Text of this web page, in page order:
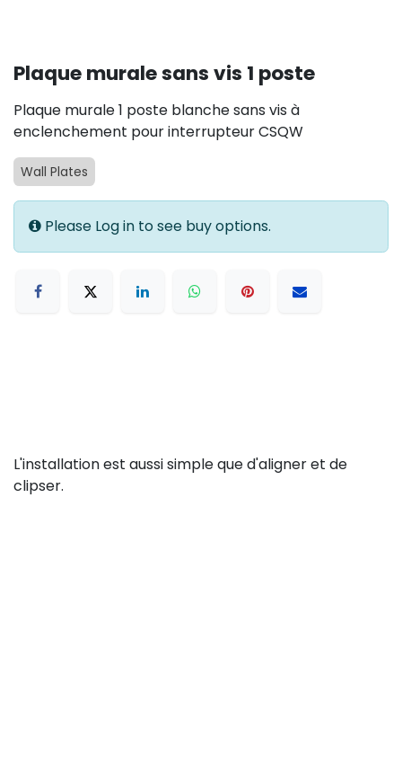
Plaque murale sans vis 1 poste
Plaque murale 1 poste blanche sans vis à
enclenchement pour interrupteur CSQW
Wall Plates
Please Log in to see buy options.
L'installation est aussi simple que d'aligner et de
clipser.